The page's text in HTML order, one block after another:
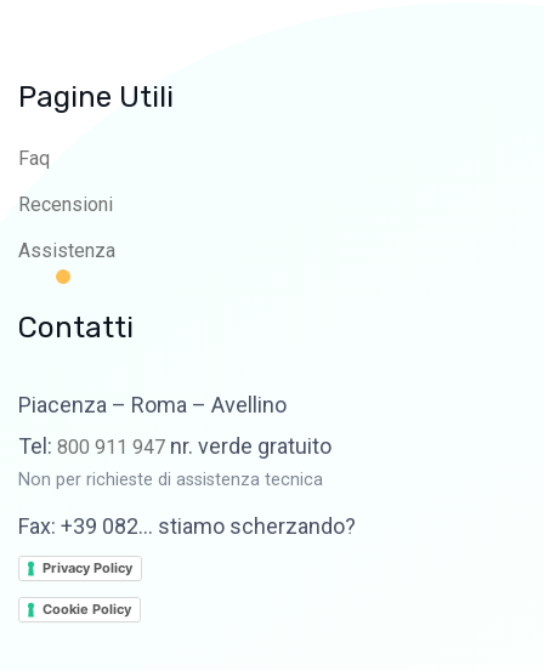
Pagine Utili
Faq
Recensioni
Assistenza
Contatti
Piacenza – Roma – Avellino
Tel: 800 911 947 nr. verde gratuito
Non per richieste di assistenza tecnica
Fax: +39 082… stiamo scherzando?
Privacy Policy
Cookie Policy